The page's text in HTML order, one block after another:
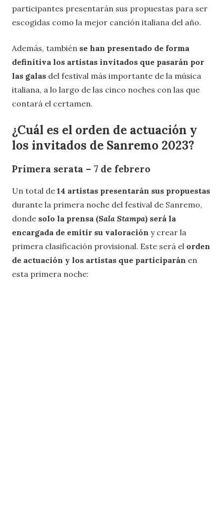
participantes presentarán sus propuestas para ser
escogidas como la mejor canción italiana del año.
Además, también se han presentado de forma
definitiva los artistas invitados que pasarán por
las galas del festival más importante de la música
italiana, a lo largo de las cinco noches con las que
contará el certamen.
¿Cuál es el orden de actuación y
los invitados de Sanremo 2023?
Primera serata – 7 de febrero
Un total de 14 artistas presentarán sus propuestas
durante la primera noche del festival de Sanremo,
donde solo la prensa (Sala Stampa) será la
encargada de emitir su valoración y crear la
primera clasificación provisional. Este será el orden
de actuación y los artistas que participarán en
esta primera noche: